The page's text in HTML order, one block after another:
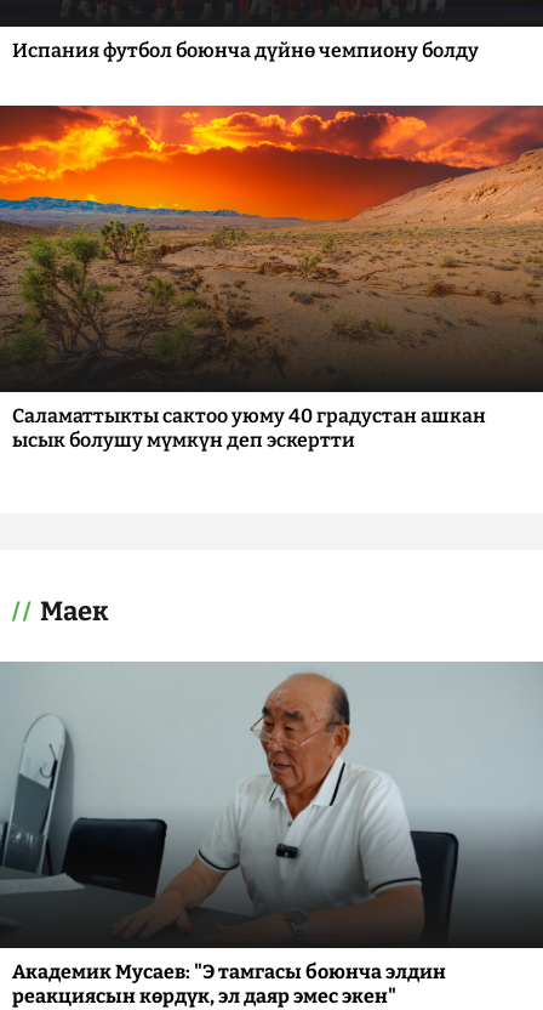
Испания футбол боюнча дүйнө чемпиону болду
Саламаттыкты сактоо уюму 40 градустан ашкан
ысык болушу мүмкүн деп эскертти
Маек
Академик Мусаев: "Э тамгасы боюнча элдин
реакциясын көрдүк, эл даяр эмес экен"